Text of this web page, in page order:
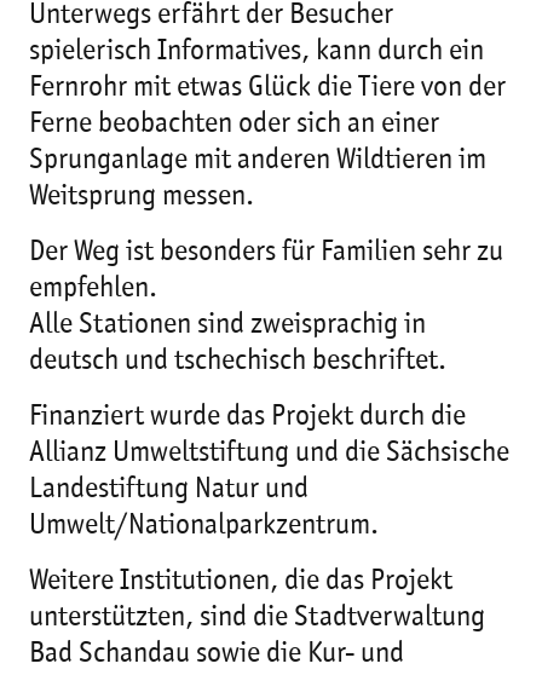
Unterwegs erfährt der Besucher
spielerisch Informatives, kann durch ein
Fernrohr mit etwas Glück die Tiere von der
Ferne beobachten oder sich an einer
Sprunganlage mit anderen Wildtieren im
Weitsprung messen.
Der Weg ist besonders für Familien sehr zu
empfehlen.
Alle Stationen sind zweisprachig in
deutsch und tschechisch beschriftet.
Finanziert wurde das Projekt durch die
Allianz Umweltstiftung und die Sächsische
Landestiftung Natur und
Umwelt/Nationalparkzentrum.
Weitere Institutionen, die das Projekt
unterstützten, sind die Stadtverwaltung
Bad Schandau sowie die Kur- und